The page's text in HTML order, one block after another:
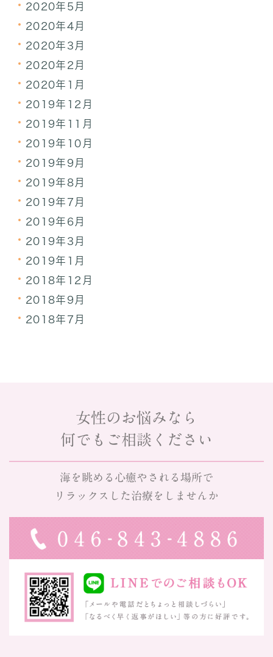
2020年5月
2020年4月
2020年3月
2020年2月
2020年1月
2019年12月
2019年11月
2019年10月
2019年9月
2019年8月
2019年7月
2019年6月
2019年3月
2019年1月
2018年12月
2018年9月
2018年7月
女性のお悩みなら
何でもご相談ください
海を眺める心癒やされる場所で
リラックスした治療をしませんか